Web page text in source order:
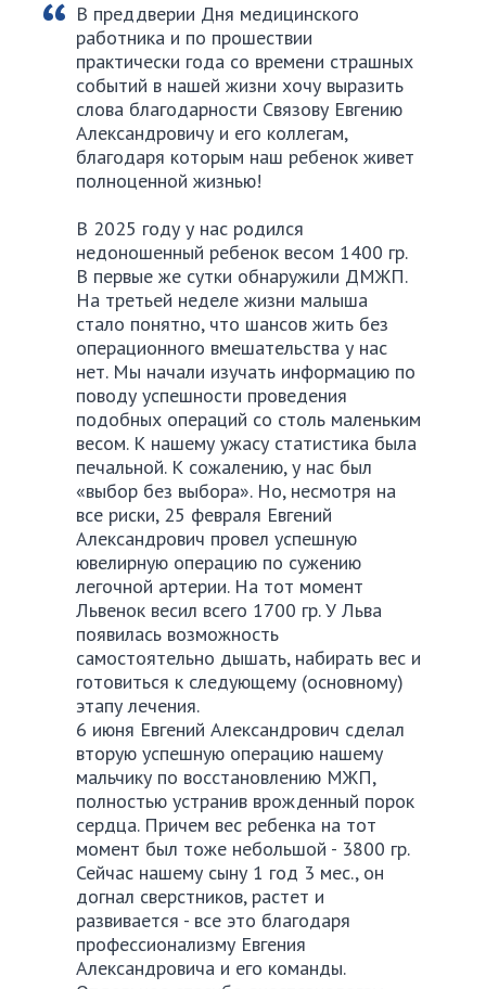
В преддверии Дня медицинского
работника и по прошествии
практически года со времени страшных
событий в нашей жизни хочу выразить
слова благодарности Связову Евгению
Александровичу и его коллегам,
благодаря которым наш ребенок живет
полноценной жизнью!
В 2025 году у нас родился
недоношенный ребенок весом 1400 гр.
В первые же сутки обнаружили ДМЖП.
На третьей неделе жизни малыша
стало понятно, что шансов жить без
операционного вмешательства у нас
нет. Мы начали изучать информацию по
поводу успешности проведения
подобных операций со столь маленьким
весом. К нашему ужасу статистика была
печальной. К сожалению, у нас был
«выбор без выбора». Но, несмотря на
все риски, 25 февраля Евгений
Александрович провел успешную
ювелирную операцию по сужению
легочной артерии. На тот момент
Львенок весил всего 1700 гр. У Льва
появилась возможность
самостоятельно дышать, набирать вес и
готовиться к следующему (основному)
этапу лечения.
6 июня Евгений Александрович сделал
вторую успешную операцию нашему
мальчику по восстановлению МЖП,
полностью устранив врожденный порок
сердца. Причем вес ребенка на тот
момент был тоже небольшой - 3800 гр.
Сейчас нашему сыну 1 год 3 мес., он
догнал сверстников, растет и
развивается - все это благодаря
профессионализму Евгения
Александровича и его команды.